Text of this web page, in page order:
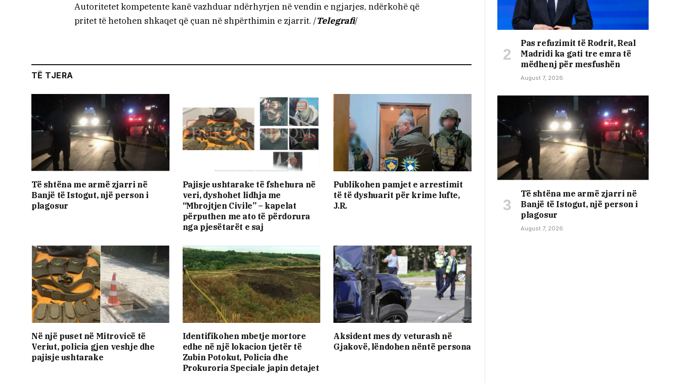
Autoritetet kompetente kanë vazhduar ndërhyrjen në vendin e ngjarjes, ndërkohë që
pritet të hetohen shkaqet që çuan në shpërthimin e zjarrit. /Telegrafi/
TË TJERA
Të shtëna me armë zjarri në
Banjë të Istogut, një person i
plagosur
Pajisje ushtarake të fshehura në
veri, dyshohet lidhja me
“Mbrojtjen Civile” – kapelat
përputhen me ato të përdorura
nga pjesëtarët e saj
Publikohen pamjet e arrestimit
të të dyshuarit për krime lufte,
J.R.
Në një puset në Mitrovicë të
Veriut, policia gjen veshje dhe
pajisje ushtarake
Identifikohen mbetje mortore
edhe në një lokacion tjetër të
Zubin Potokut, Policia dhe
Prokuroria Speciale japin detajet
Aksident mes dy veturash në
Gjakovë, lëndohen nëntë persona
Pas refuzimit të Rodrit, Real
Madridi ka gati tre emra të
mëdhenj për mesfushën
August 7, 2026
Të shtëna me armë zjarri në
Banjë të Istogut, një person i
plagosur
August 7, 2026